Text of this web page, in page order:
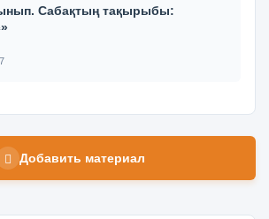
Сабақтың тақырыбы:
Добавить материал